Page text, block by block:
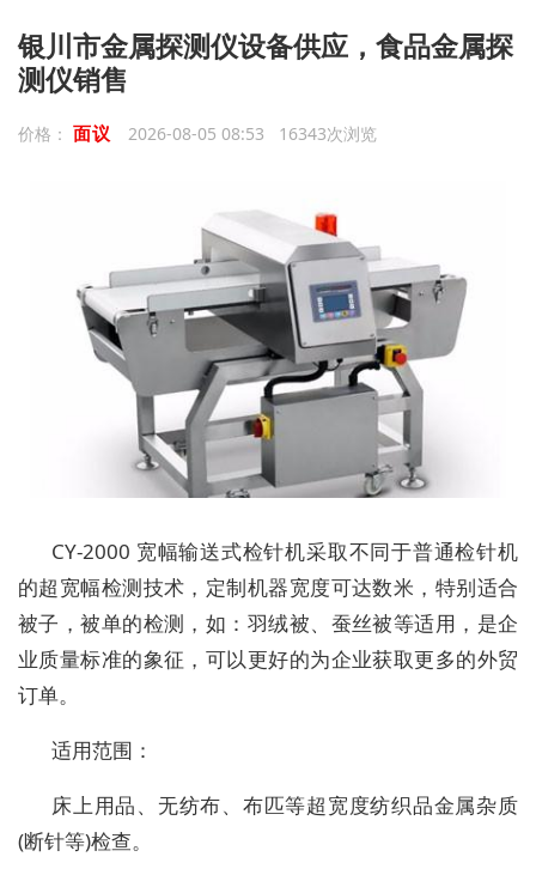
银川市金属探测仪设备供应，食品金属探
测仪销售
价格： 面议 2026-08-05 08:53 16343次浏览
CY-2000 宽幅输送式检针机采取不同于普通检针机
的超宽幅检测技术，定制机器宽度可达数米，特别适合
被子，被单的检测，如：羽绒被、蚕丝被等适用，是企
业质量标准的象征，可以更好的为企业获取更多的外贸
订单。
适用范围：
床上用品、无纺布、布匹等超宽度纺织品金属杂质
(断针等)检查。